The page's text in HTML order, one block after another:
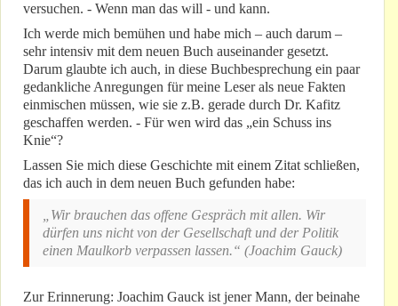
versuchen. - Wenn man das will - und kann.
Ich werde mich bemühen und habe mich – auch darum –
sehr intensiv mit dem neuen Buch auseinander gesetzt.
Darum glaubte ich auch, in diese Buchbesprechung ein paar
gedankliche Anregungen für meine Leser als neue Fakten
einmischen müssen, wie sie z.B. gerade durch Dr. Kafitz
geschaffen werden. - Für wen wird das „ein Schuss ins
Knie“?
Lassen Sie mich diese Geschichte mit einem Zitat schließen,
das ich auch in dem neuen Buch gefunden habe:
„Wir brauchen das offene Gespräch mit allen. Wir
dürfen uns nicht von der Gesellschaft und der Politik
einen Maulkorb verpassen lassen.“ (Joachim Gauck)
Zur Erinnerung: Joachim Gauck ist jener Mann, der beinahe